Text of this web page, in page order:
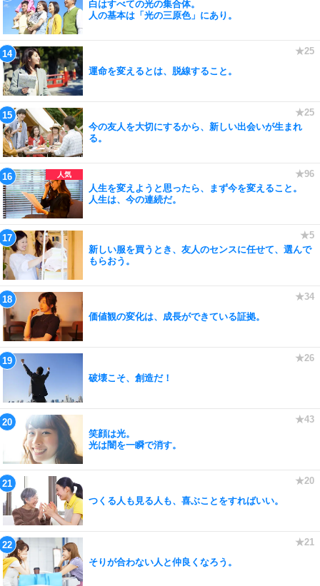
白はすべての光の集合体。
人の基本は「光の三原色」にあり。
運命を変えるとは、脱線すること。
今の友人を大切にするから、新しい出会いが生まれ
る。
人生を変えようと思ったら、まず今を変えること。
人生は、今の連続だ。
新しい服を買うとき、友人のセンスに任せて、選んで
もらおう。
価値観の変化は、成長ができている証拠。
破壊こそ、創造だ！
笑顔は光。
光は闇を一瞬で消す。
つくる人も見る人も、喜ぶことをすればいい。
そりが合わない人と仲良くなろう。